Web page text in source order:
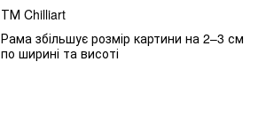
ТМ Chilliart
Рама збільшує розмір картини на 2–3 см
по ширині та висоті